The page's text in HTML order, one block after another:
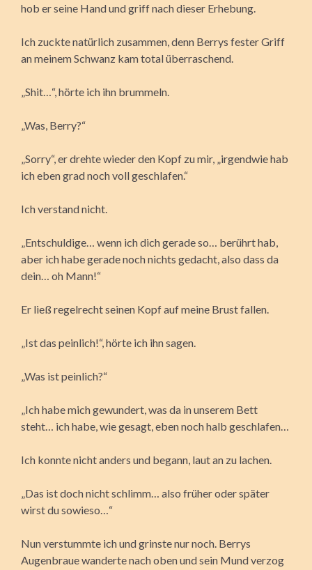
hob er seine Hand und griff nach dieser Erhebung.
Ich zuckte natürlich zusammen, denn Berrys fester Griff
an meinem Schwanz kam total überraschend.
„Shit…“, hörte ich ihn brummeln.
„Was, Berry?“
„Sorry“, er drehte wieder den Kopf zu mir, „irgendwie hab
ich eben grad noch voll geschlafen.“
Ich verstand nicht.
„Entschuldige… wenn ich dich gerade so… berührt hab,
aber ich habe gerade noch nichts gedacht, also dass da
dein… oh Mann!“
Er ließ regelrecht seinen Kopf auf meine Brust fallen.
„Ist das peinlich!“, hörte ich ihn sagen.
„Was ist peinlich?“
„Ich habe mich gewundert, was da in unserem Bett
steht… ich habe, wie gesagt, eben noch halb geschlafen…
Ich konnte nicht anders und begann, laut an zu lachen.
„Das ist doch nicht schlimm… also früher oder später
wirst du sowieso…“
Nun verstummte ich und grinste nur noch. Berrys
Augenbraue wanderte nach oben und sein Mund verzog